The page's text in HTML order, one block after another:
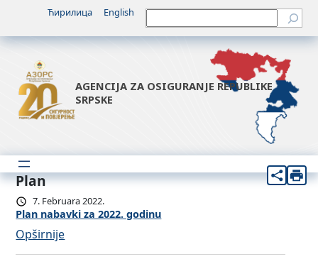
Ћирилица English Претрага
AGENCIJA ZA OSIGURANJE REPUBLIKE
SRPSKE
Plan
7. Februara 2022.
Plan nabavki za 2022. godinu
Opširnije:
P